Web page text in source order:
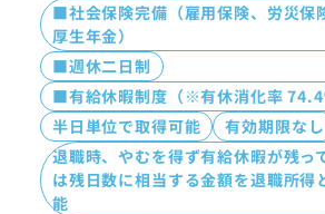
■社会保険完備（雇用保険、労災保
厚生年金）
■週休二日制
■有給休暇制度（※有休消化率
半日単位で取得可能
有効期限なし
退職時、やむを得ず有給休暇が残っ
は残日数に相当する金額を退職所得
能